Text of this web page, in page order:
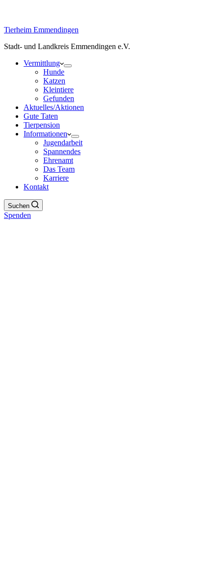
Tierheim Emmendingen
Stadt- und Landkreis Emmendingen e.V.
Vermittlung
Hunde
Katzen
Kleintiere
Gefunden
Aktuelles/Aktionen
Gute Taten
Tierpension
Informationen
Jugendarbeit
Spannendes
Ehrenamt
Das Team
Karriere
Kontakt
Suchen
Spenden